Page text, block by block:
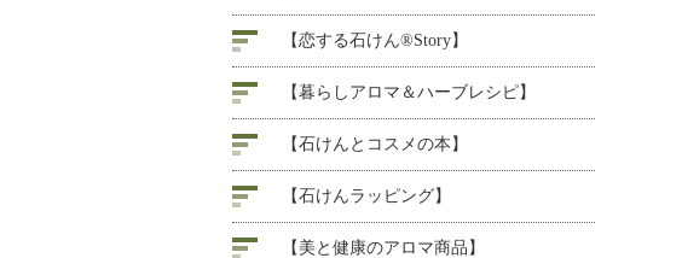
【恋する石けん®Story】
【暮らしアロマ＆ハーブレシピ】
【石けんとコスメの本】
【石けんラッピング】
【美と健康のアロマ商品】